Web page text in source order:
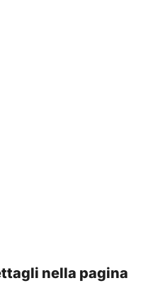
nella pagina